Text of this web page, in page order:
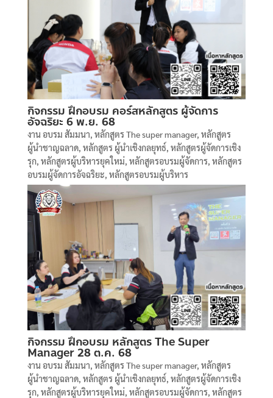
กิจกรรม ฝึกอบรม คอร์สหลักสูตร ผู้จัดการ
อัจฉริยะ 6 พ.ย. 68
งาน อบรม สัมมนา หลักสูตร The super manager, หลักสูตร
ผู้นำชาญฉลาด, หลักสูตร ผู้นำเชิงกลยุทธ์ หลักสูตรผู้จัดการเชิง
รุก, หลักสูตรผู้บริหารยุคใหม่ หลักสูตรอบรมผู้จัดการ หลักสูตร
อบรมผู้จัดการอัจฉริยะ หลักสูตรอบรมผู้บริหาร
กิจกรรม ฝึกอบรม หลักสูตร The Super
Manager 28 ต.ค. 68
งาน อบรม สัมมนา หลักสูตร The super manager, หลักสูตร
ผู้นำชาญฉลาด, หลักสูตร ผู้นำเชิงกลยุทธ์ หลักสูตรผู้จัดการเชิง
รุก, หลักสูตรผู้บริหารยุคใหม่ หลักสูตรอบรมผู้จัดการ หลักสูตร